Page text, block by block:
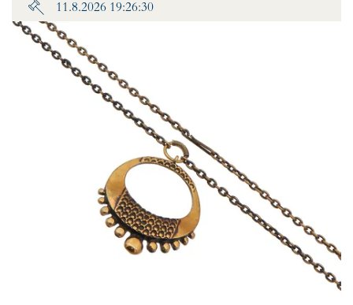
11.8.2026 19:26:30